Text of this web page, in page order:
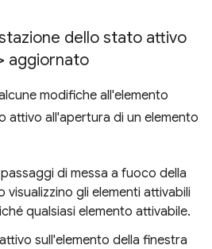
dello stato attivo
aggiornato
modifiche all'elemento
attivo all'apertura di un elemento
di messa a fuoco della
visualizzino gli elementi attivabili
qualsiasi elemento attivabile.
sull'elemento della finestra